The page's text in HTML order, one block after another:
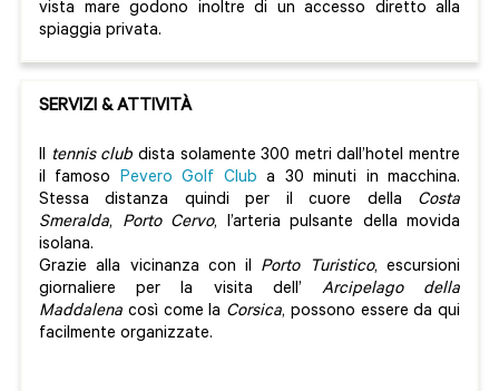
vista mare godono inoltre di un accesso diretto alla
spiaggia privata.
SERVIZI & ATTIVITÀ
Il tennis club dista solamente 300 metri dall’hotel mentre
il famoso Pevero Golf Club a 30 minuti in macchina.
Stessa distanza quindi per il cuore della Costa
Smeralda, Porto Cervo, l’arteria pulsante della movida
isolana.
Grazie alla vicinanza con il Porto Turistico, escursioni
giornaliere per la visita dell’ Arcipelago della
Maddalena così come la Corsica, possono essere da qui
facilmente organizzate.